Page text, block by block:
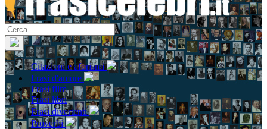
Citazioni e aforismi
Frasi d'amore
Frasi film
Frasi libri
Frasi divertenti
Proverbi